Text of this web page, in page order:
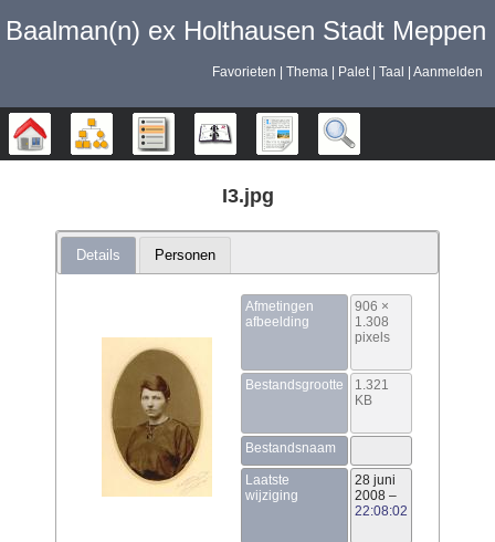
Baalman‎‎‎‎‎(n)‎‎‎‎‎ ex Holthausen Stadt Meppen
Favorieten Thema Palet Taal Aanmelden
Stamboom DiagrammenLijsten Kalender Rapporten
I3.jpg
Details Personen
Afmetingen
afbeelding
906 ×
1.308
pixels
Bestandsgrootte
1.321
KB
Bestandsnaam
Laatste
wijziging
28 juni
2008–
22:08:02